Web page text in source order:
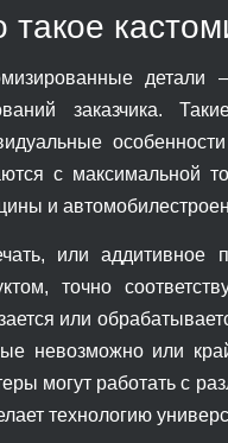
такое
детали
заказчика.
с максимальной
и
или аддитивное
точно
или
невозможно или
могут работать с
технологию